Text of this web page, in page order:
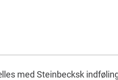
med Steinbecksk